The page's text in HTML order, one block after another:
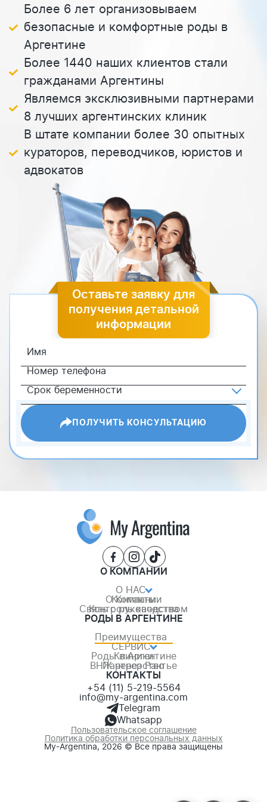
Более 6 лет организовываем
безопасные и комфортные роды в
Аргентине
Более 1440 наших клиентов стали
гражданами Аргентины
Являемся эксклюзивными партнерами
8 лучших аргентинских клиник
В штате компании более 30 опытных
кураторов, переводчиков, юристов и
адвокатов
Оставьте заявку для
получения детальной
информации
ПОЛУЧИТЬ КОНСУЛЬТАЦИЮ
О КОМПАНИИ
О НАС
О Компании
Связь с руководством
Контакты
Контроль качества
РОДЫ В АРГЕНТИНЕ
Преимущества
СЕРВИС
Роды в Аргентине
ВНЖ через Рантье
Клиники
Партнерство
+54 (11) 5-219-5564
info@my-argentina.com
Telegram
Whatsapp
My-Argentina, 2026 © Все права защищены
Политика обработки персональных данных
Пользовательское соглашение